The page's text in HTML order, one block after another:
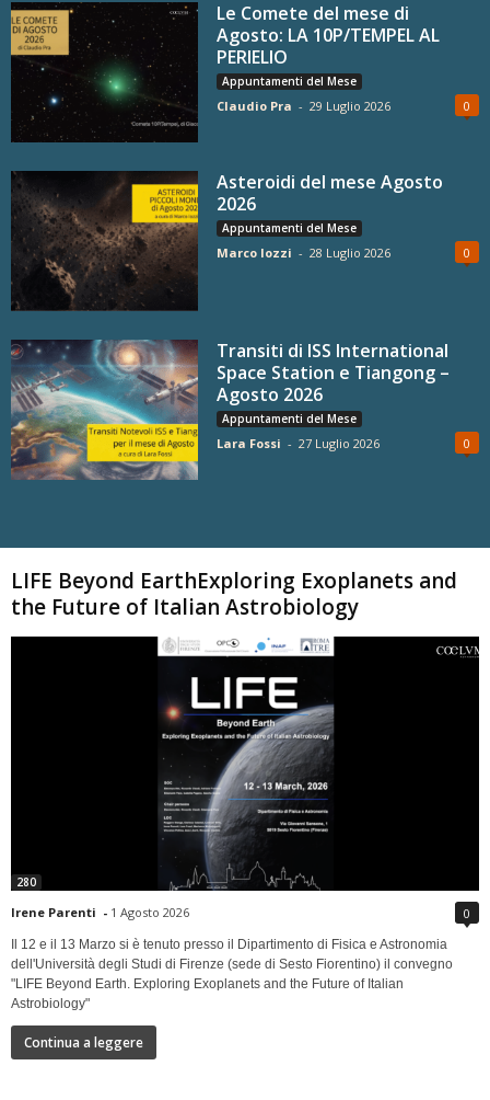
Le Comete del mese di
Agosto: LA 10P/TEMPEL AL
PERIELIO
Appuntamenti del Mese
Claudio Pra - 29 Luglio 2026 0
Asteroidi del mese Agosto
2026
Appuntamenti del Mese
Marco Iozzi - 28 Luglio 2026 0
Transiti di ISS International
Space Station e Tiangong –
Agosto 2026
Appuntamenti del Mese
Lara Fossi - 27 Luglio 2026 0
LIFE Beyond EarthExploring Exoplanets and
the Future of Italian Astrobiology
280
Irene Parenti - 1 Agosto 2026 0
Il 12 e il 13 Marzo si è tenuto presso il Dipartimento di Fisica e Astronomia
dell'Università degli Studi di Firenze (sede di Sesto Fiorentino) il convegno
"LIFE Beyond Earth. Exploring Exoplanets and the Future of Italian
Astrobiology"
Continua a leggere